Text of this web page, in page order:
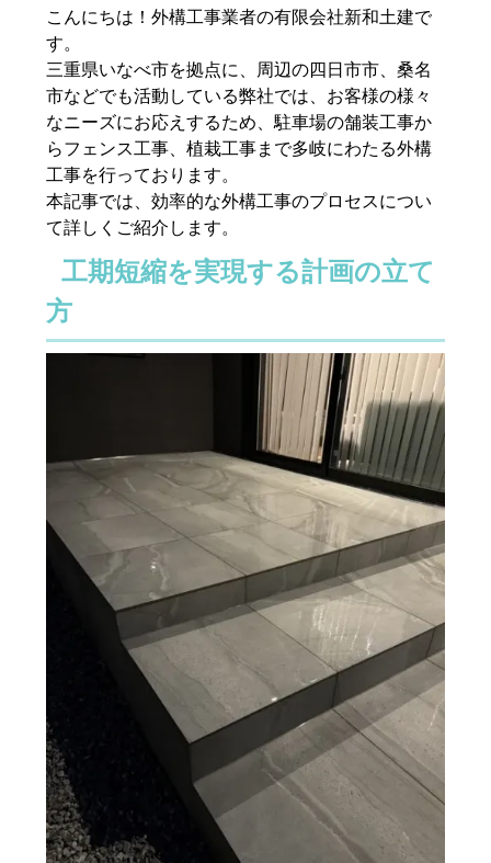
こんにちは！外構工事業者の有限会社新和土建で
す。
三重県いなべ市を拠点に、周辺の四日市市、桑名
市などでも活動している弊社では、お客様の様々
なニーズにお応えするため、駐車場の舗装工事か
らフェンス工事、植栽工事まで多岐にわたる外構
工事を行っております。
本記事では、効率的な外構工事のプロセスについ
て詳しくご紹介します。
工期短縮を実現する計画の立て
方